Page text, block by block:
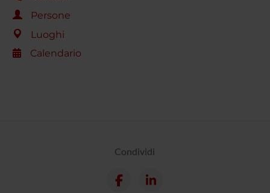
Persone
Luoghi
Calendario
Condividi